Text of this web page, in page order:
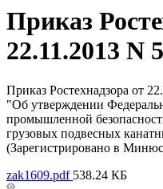
Приказ
22.11.2013 N
Приказ Ростехнадзора от
"Об утверждении
промышленной
грузовых подвесных
(Зарегистрировано в
zak1609.pdf 538.24 КБ